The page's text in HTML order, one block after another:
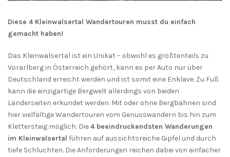
Diese 4 Kleinwalsertal Wandertouren musst du einfach
gemacht haben!
Das Kleinwalsertal ist ein Unikat – obwohl es größtenteils zu
Vorarlberg in Österreich gehört, kann es per Auto nur über
Deutschland erreicht werden und ist somit eine Enklave. Zu Fuß
kann die einzigartige Bergwelt allerdings von beiden
Länderseiten erkundet werden. Mit oder ohne Bergbahnen sind
hier vielfältige Wandertouren vom Genusswandern bis hin zum
Klettersteig möglich. Die4 beeindruckendsten Wanderungen
im Kleinwalsertal führen auf aussichtsreiche Gipfel und durch
tiefe Schluchten. Die Anforderungen reichen dabei von einfacher